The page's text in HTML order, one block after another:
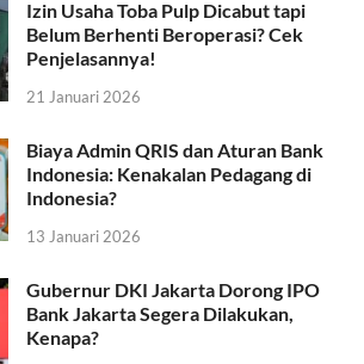
Izin Usaha Toba Pulp Dicabut tapi
Belum Berhenti Beroperasi? Cek
Penjelasannya!
21 Januari 2026
Biaya Admin QRIS dan Aturan Bank
Indonesia: Kenakalan Pedagang di
Indonesia?
13 Januari 2026
Gubernur DKI Jakarta Dorong IPO
Bank Jakarta Segera Dilakukan,
Kenapa?